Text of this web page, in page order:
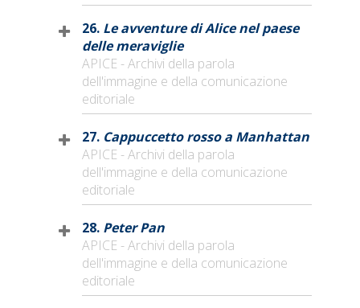
26. Le avventure di Alice nel paese
delle meraviglie
APICE - Archivi della parola
dell'immagine e della comunicazione
editoriale
27. Cappuccetto rosso a Manhattan
APICE - Archivi della parola
dell'immagine e della comunicazione
editoriale
28. Peter Pan
APICE - Archivi della parola
dell'immagine e della comunicazione
editoriale